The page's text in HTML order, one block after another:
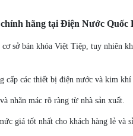
hãng tại Điện Nước Quốc
sở bán khóa Việt Tiệp, tuy nhiên
cấp các thiết bị điện nước và kim
nhãn mác rõ ràng từ nhà sản xuất.
giá tốt nhất cho khách hàng lẻ và